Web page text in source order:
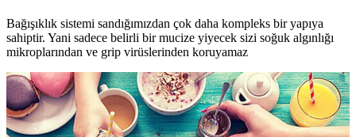
Bağışıklık sistemi sandığımızdan çok daha kompleks bir yapıya
sahiptir. Yani sadece belirli bir mucize yiyecek sizi soğuk algınlığı
mikroplarından ve grip virüslerinden koruyamaz